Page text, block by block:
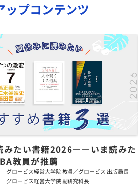
ップコンテンツ
みたい書籍2026――いま読みた
教員が推薦
グロービス経営大学院 教員／グロービス 出版局長
グロービス経営大学院 副研究科長